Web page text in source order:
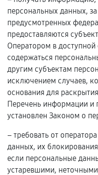
персональных данных,
предусмотренных
предоставляются
Оператором в
содержаться
другим субъектам
исключением случаев,
основания для
Перечень информации и
установлен Законом о
– требовать от
данных, их
если персональные
устаревшими,